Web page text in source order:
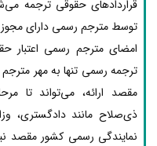
قراردادهای حقوقی ترجمه
توسط مترجم رسمی دارای
امضای مترجم رسمی اعتبار
ترجمه رسمی تنها به مهر
مقصد ارائه، می‌تواند تا
ذی‌صلاح مانند دادگستری،
نمایندگی رسمی کشور مقصد